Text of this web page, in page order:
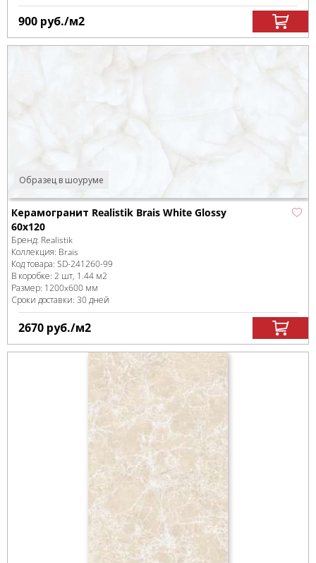
900 руб./м2
Образец в шоуруме
Керамогранит Realistik Brais White Glossy
60x120
Бренд: Realistik
Коллекция: Brais
Код товара: SD-241260-99
В коробке: 2 шт, 1.44 м2
Размер: 1200x600 мм
Сроки доставки: 30 дней
2670 руб./м2